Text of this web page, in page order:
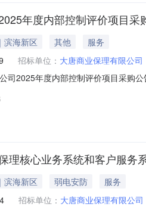
年度内部控制评价项目采
滨海新区 其他
服务
招标单位： 大唐商业保理有限公司
司2025年度内部控制评价项目采购
执行人：严冰清九、采购执行人联
理核心业务系统和客户服务
滨海新区 弱电安防
服务
招标单位： 大唐商业保理有限公司